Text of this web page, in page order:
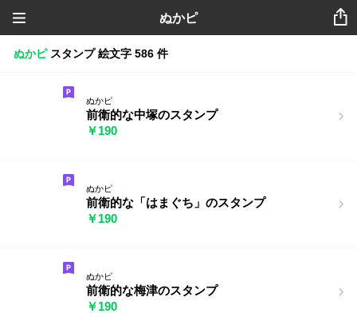
ぬかピ
ぬかピ スタンプ 絵文字 586 件
ぬかピ
前衛的な中塚のスタンプ
￥190
ぬかピ
前衛的な「はまぐち」のスタンプ
￥190
ぬかピ
前衛的な梅津のスタンプ
￥190